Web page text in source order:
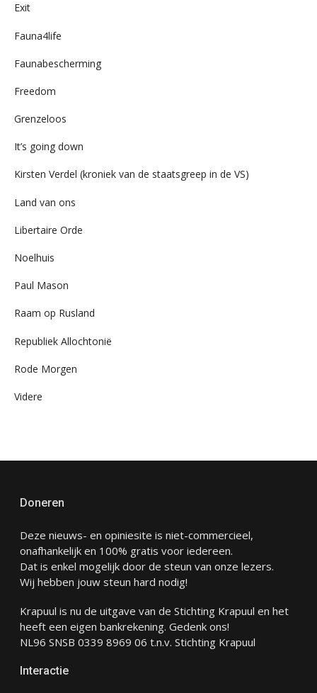
Exit
Fauna4life
Faunabescherming
Freedom
Grenzeloos
It’s going down
Kirsten Verdel (kroniek van de staatsgreep in de VS)
Land van ons
Libertaire Orde
Noelhuis
Paul Mason
Raam op Rusland
Republiek Allochtonië
Rode Morgen
Videre
Doneren
Deze nieuws- en opiniesite is niet-commercieel,
onafhankelijk en 100% gratis voor iedereen.
Dat is enkel mogelijk door de steun van onze lezers.
Wij hebben jouw steun hard nodig!
Krapuul is nu de uitgave van de Stichting Krapuul en het
heeft een eigen bankrekening. Gedenk ons!
NL96 SNSB 0339 8969 06 t.n.v. Stichting Krapuul
Interactie